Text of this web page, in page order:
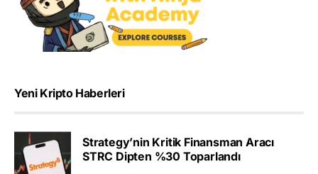
Yeni Kripto Haberleri
Strategy’nin Kritik Finansman Aracı
STRC Dipten %30 Toparlandı